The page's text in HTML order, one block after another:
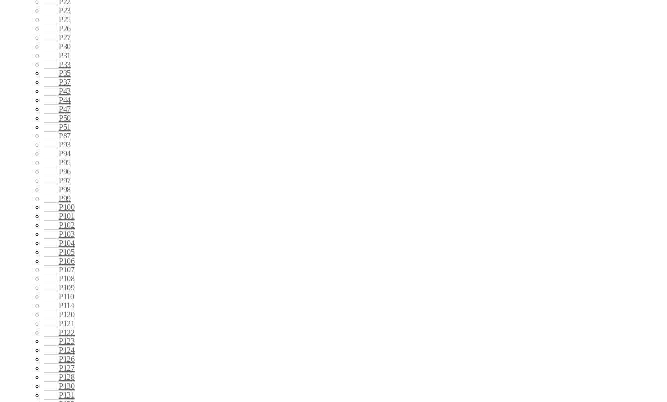
P22
P23
P25
P26
P27
P30
P31
P33
P35
P37
P43
P44
P47
P50
P51
P87
P93
P94
P95
P96
P97
P98
P99
P100
P101
P102
P103
P104
P105
P106
P107
P108
P109
P110
P114
P120
P121
P122
P123
P124
P126
P127
P128
P130
P131